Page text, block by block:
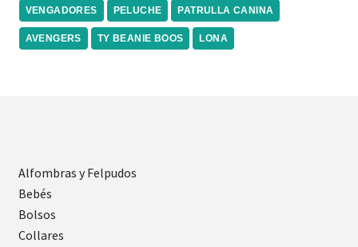
VENGADORES PELUCHE PATRULLA CANINA
AVENGERS TY BEANIE BOOS LONA
Alfombras y Felpudos
Bebés
Bolsos
Collares